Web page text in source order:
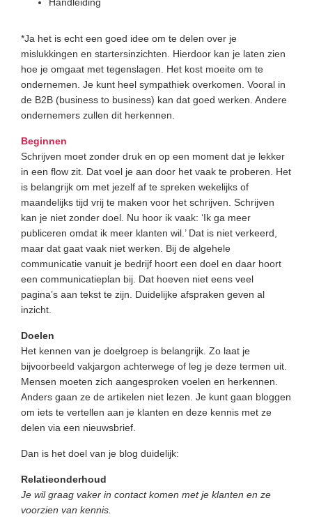
*Ja het is echt een goed idee om te delen over je
mislukkingen en startersinzichten. Hierdoor kan je laten zien
hoe je omgaat met tegenslagen. Het kost moeite om te
ondernemen. Je kunt heel sympathiek overkomen. Vooral in
de B2B (business to business) kan dat goed werken. Andere
ondernemers zullen dit herkennen.
Beginnen
Schrijven moet zonder druk en op een moment dat je lekker
in een flow zit. Dat voel je aan door het vaak te proberen. Het
is belangrijk om met jezelf af te spreken wekelijks of
maandelijks tijd vrij te maken voor het schrijven. Schrijven
kan je niet zonder doel. Nu hoor ik vaak: ‘Ik ga meer
publiceren omdat ik meer klanten wil.’ Dat is niet verkeerd,
maar dat gaat vaak niet werken. Bij de algehele
communicatie vanuit je bedrijf hoort een doel en daar hoort
een communicatieplan bij. Dat hoeven niet eens veel
pagina’s aan tekst te zijn. Duidelijke afspraken geven al
inzicht.
Doelen
Het kennen van je doelgroep is belangrijk. Zo laat je
bijvoorbeeld vakjargon achterwege of leg je deze termen uit.
Mensen moeten zich aangesproken voelen en herkennen.
Anders gaan ze de artikelen niet lezen. Je kunt gaan bloggen
om iets te vertellen aan je klanten en deze kennis met ze
delen via een nieuwsbrief.
Dan is het doel van je blog duidelijk:
Relatieonderhoud
Je wil graag vaker in contact komen met je klanten en ze
voorzien van kennis.